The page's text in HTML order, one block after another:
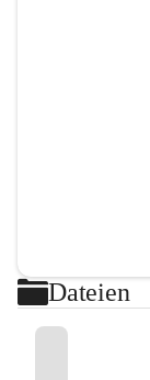
Dateien